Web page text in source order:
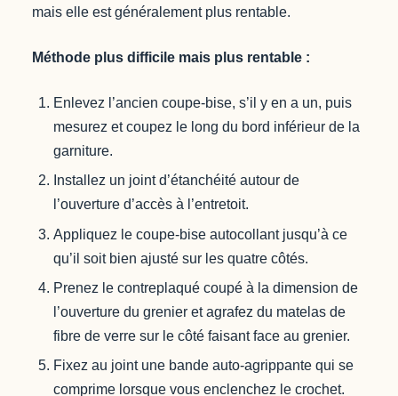
mais elle est généralement plus rentable.
Méthode plus difficile mais plus rentable :
Enlevez l’ancien coupe-bise, s’il y en a un, puis
mesurez et coupez le long du bord inférieur de la
garniture.
Installez un joint d’étanchéité autour de
l’ouverture d’accès à l’entretoit.
Appliquez le coupe-bise autocollant jusqu’à ce
qu’il soit bien ajusté sur les quatre côtés.
Prenez le contreplaqué coupé à la dimension de
l’ouverture du grenier et agrafez du matelas de
fibre de verre sur le côté faisant face au grenier.
Fixez au joint une bande auto-agrippante qui se
comprime lorsque vous enclenchez le crochet.